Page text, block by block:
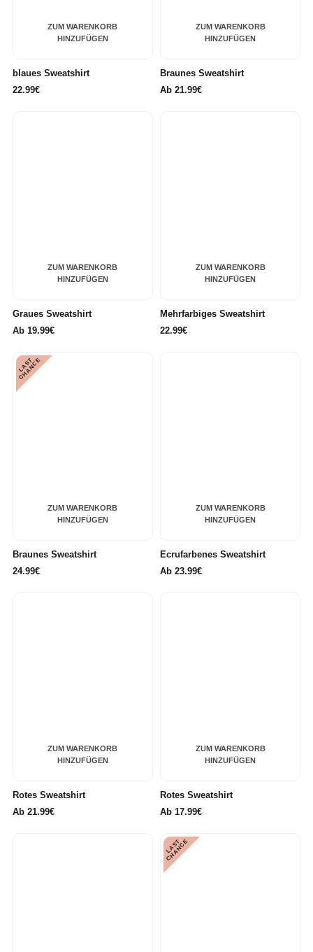
ZUM WARENKORB
HINZUFÜGEN
blaues Sweatshirt
22.99€
ZUM WARENKORB
HINZUFÜGEN
Braunes Sweatshirt
Ab 21.99€
ZUM WARENKORB
HINZUFÜGEN
Graues Sweatshirt
Ab 19.99€
ZUM WARENKORB
HINZUFÜGEN
Mehrfarbiges Sweatshirt
22.99€
ZUM WARENKORB
HINZUFÜGEN
L
A
S
T
C
H
A
N
C
E
Braunes Sweatshirt
24.99€
ZUM WARENKORB
HINZUFÜGEN
Ecrufarbenes Sweatshirt
Ab 23.99€
ZUM WARENKORB
HINZUFÜGEN
Rotes Sweatshirt
Ab 21.99€
ZUM WARENKORB
HINZUFÜGEN
Rotes Sweatshirt
Ab 17.99€
L
A
S
T
C
H
A
N
C
E